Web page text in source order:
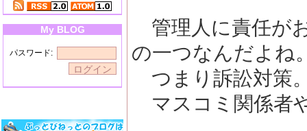
My BLOG
パスワード:
管理人に責任が
の一つなんだよね
つまり訴訟対策
マスコミ関係者